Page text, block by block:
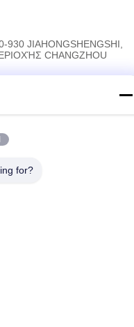
JIAHONGSHENGSHI,
CHANGZHOU
πακέτα πάγου
διατηρούνται.
for?